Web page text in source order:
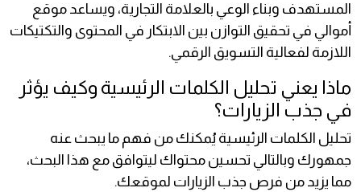
المستهدف وبناء الوعي بالعلامة التجارية، ويساعد موقع
أموالي في تحقيق التوازن بين الابتكار في المحتوى والتكتيكات
اللازمة لفعالية التسويق الرقمي.
ماذا يعني تحليل الكلمات الرئيسية وكيف يؤثر
في جذب الزيارات؟
تحليل الكلمات الرئيسية يُمكنك من فهم ما يبحث عنه
جمهورك وبالتالي تحسين محتواك ليتوافق مع هذا البحث،
مما يزيد من فرص جذب الزيارات لموقعك.